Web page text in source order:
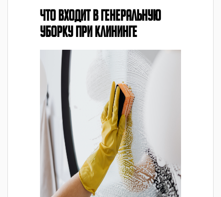
ЧТО ВХОДИТ В ГЕНЕРАЛЬНУЮ
УБОРКУ ПРИ КЛИНИНГЕ